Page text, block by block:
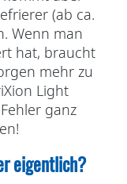
(ab ca.
Wenn man
hat, braucht
mehr zu
Light
ganz
eigentlich?